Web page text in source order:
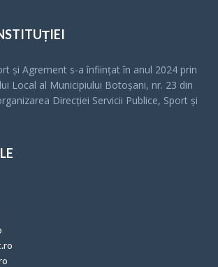
și Agrement s-a înfiinţat în anul 2024 prin
Local al Municipiului Botoșani, nr. 23 din
Direcției Servicii Publice, Sport și